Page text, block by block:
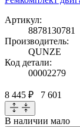
Артикул:
8878130781
Производитель:
QUNZE
Код детали:
00002279
8 445 ₽ 7 601
В наличии мало